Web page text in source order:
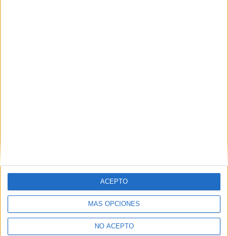
MÁS OPCIONES
NO ACEPTO
ACEPTO
Y como regalo de agradecimiento, por registrarte te daremos
gratis una copia de nuestro ebook con 100 consejos para tu
primer año de universidad